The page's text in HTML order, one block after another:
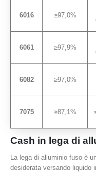
6016 ≥97,0%
6061 ≥97,9%
6082 ≥97,0%
7075 ≥87,1%
Cash in lega di
La lega di alluminio fuso è
desiderata versando liquido